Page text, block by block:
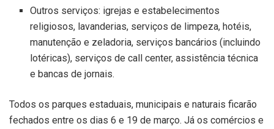
Outros serviços: igrejas e estabelecimentos
religiosos, lavanderias, serviços de limpeza, hotéis,
manutenção e zeladoria, serviços bancários (incluindo
lotéricas), serviços de call center, assistência técnica
e bancas de jornais.
Todos os parques estaduais, municipais e naturais ficarão
fechados entre os dias 6 e 19 de março. Já os comércios e